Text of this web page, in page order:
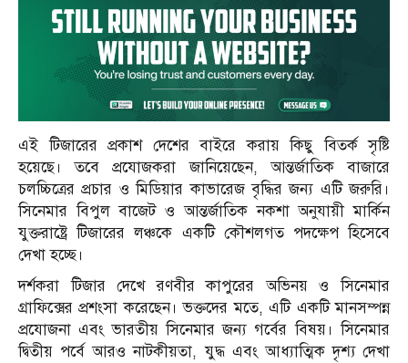
এই টিজারের প্রকাশ দেশের বাইরে করায় কিছু বিতর্ক সৃষ্টি
হয়েছে। তবে প্রযোজকরা জানিয়েছেন, আন্তর্জাতিক বাজারে
চলচ্চিত্রের প্রচার ও মিডিয়ার কাভারেজ বৃদ্ধির জন্য এটি জরুরি।
সিনেমার বিপুল বাজেট ও আন্তর্জাতিক নকশা অনুযায়ী মার্কিন
যুক্তরাষ্ট্রে টিজারের লঞ্চকে একটি কৌশলগত পদক্ষেপ হিসেবে
দেখা হচ্ছে।
দর্শকরা টিজার দেখে রণবীর কাপুরের অভিনয় ও সিনেমার
গ্রাফিক্সের প্রশংসা করেছেন। ভক্তদের মতে, এটি একটি মানসম্পন্ন
প্রযোজনা এবং ভারতীয় সিনেমার জন্য গর্বের বিষয়। সিনেমার
দ্বিতীয় পর্বে আরও নাটকীয়তা, যুদ্ধ এবং আধ্যাত্মিক দৃশ্য দেখা